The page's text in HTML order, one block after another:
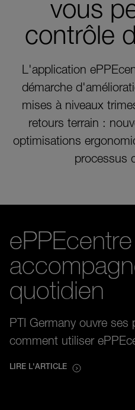
vous
contrôle
L'application
démarche
mises à niveaux
retours terrain :
optimisations
processus
quotidien
PTI Germany ouvre ses
comment utiliser
LIRE L'ARTICLE